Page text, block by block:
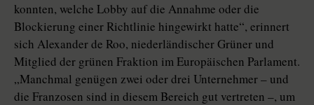
konnten, welche Lobby auf die Annahme oder die
Blockierung einer Richtlinie hingewirkt hatte“, erinnert
sich Alexander de Roo, niederländischer Grüner und
Mitglied der grünen Fraktion im Europäischen Parlament.
„Manchmal genügen zwei oder drei Unternehmer – und
die Franzosen sind in diesem Bereich gut vertreten –, um